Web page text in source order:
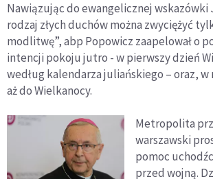
Nawiązując do ewangelicznej wskazówki
rodzaj złych duchów można zwyciężyć
modlitwę”, abp Popowicz zaapelował o
intencji pokoju jutro - w pierwszy dzień
według kalendarza juliańskiego – oraz, w
aż do Wielkanocy.
Metropolita
warszawski
pomoc
przed wojną.